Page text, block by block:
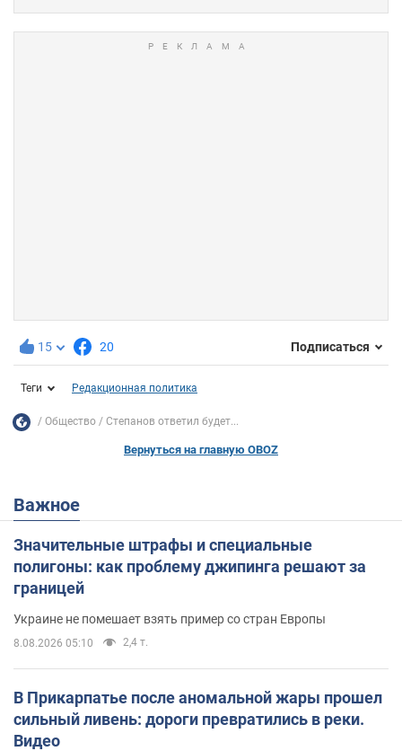
15 20 Подписаться
Теги Редакционная политика
Общество Степанов ответил будет...
Вернуться на главную OBOZ
Важное
Значительные штрафы и специальные
полигоны: как проблему джипинга решают за
границей
Украине не помешает взять пример со стран Европы
8.08.2026 05:10 2,4 т.
В Прикарпатье после аномальной жары прошел
сильный ливень: дороги превратились в реки.
Видео